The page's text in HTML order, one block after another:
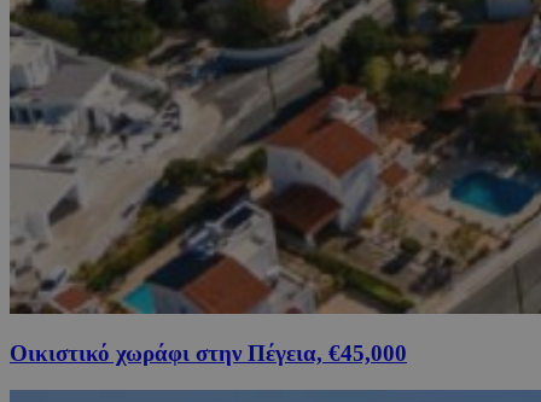
Οικιστικό χωράφι στην Πέγεια, €45,000